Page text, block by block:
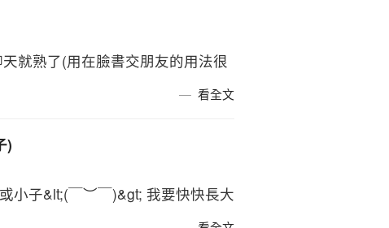
就熟了(用在臉書交朋友的用法很
看全文
)
小子&lt;(￣︶￣)&gt; 我要快快長大